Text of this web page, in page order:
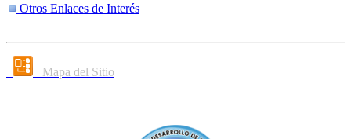
Otros Enlaces de Interés
Mapa del Sitio